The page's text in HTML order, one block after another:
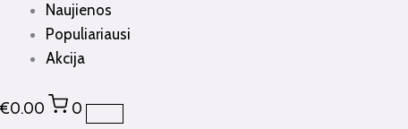
Naujienos
Populiariausi
Akcija
€0.00 0